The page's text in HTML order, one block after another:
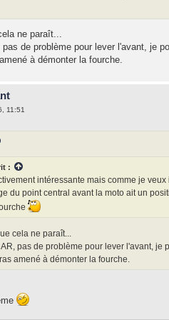
ne paraît...
de problème pour lever l'avant, je
à démonter la fourche.
11:51
:
intéressante mais comme je
du point central avant la moto ait un
cela ne paraît...
pas de problème pour lever l'avant, je
amené à démonter la fourche.